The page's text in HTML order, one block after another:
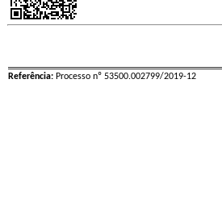
Referência: Processo nº 53500.002799/2019-12